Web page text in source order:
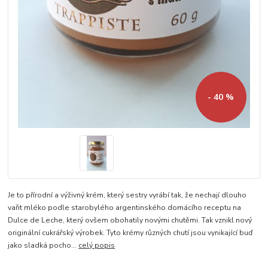
- 40 %
Je to přírodní a výživný krém, který sestry vyrábí tak, že nechají dlouho
vařit mléko podle starobylého argentinského domácího receptu na
Dulce de Leche, který ovšem obohatily novými chutěmi. Tak vznikl nový
originální cukrářský výrobek. Tyto krémy různých chutí jsou vynikající buď
jako sladká pocho... celý popis